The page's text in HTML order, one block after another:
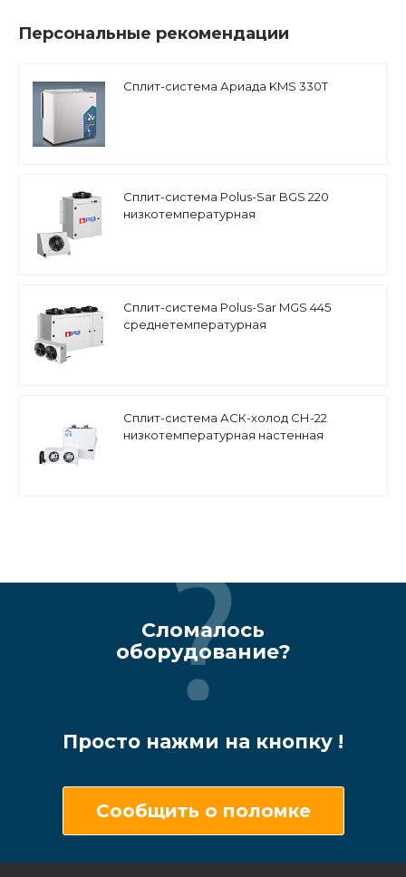
Персональные рекомендации
Сплит-система Ариада KMS 330T
Сплит-система Polus-Sar BGS 220
низкотемпературная
Сплит-система Polus-Sar MGS 445
среднетемпературная
Сплит-система АСК-холод СН-22
низкотемпературная настенная
Сломалось
оборудование?
Просто нажми на кнопку !
Сообщить о поломке